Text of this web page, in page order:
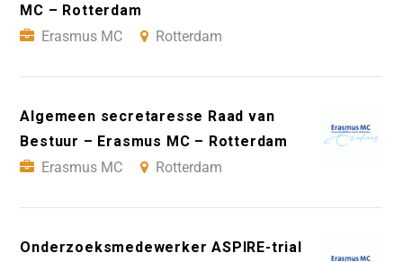
MC – Rotterdam
Erasmus MC
Rotterdam
Algemeen secretaresse Raad van
Bestuur – Erasmus MC – Rotterdam
Erasmus MC
Rotterdam
Onderzoeksmedewerker ASPIRE-trial